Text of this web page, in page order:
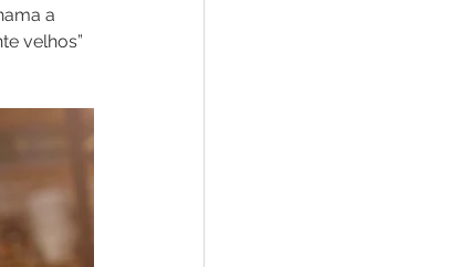
a
velhos”